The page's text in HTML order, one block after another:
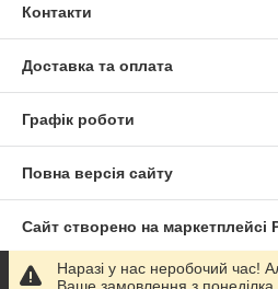
Контакти
Доставка та оплата
Графік роботи
Повна версія сайту
Сайт створено на маркетплейсі
Політика конфіденційності
Наразі у нас неробочий час!